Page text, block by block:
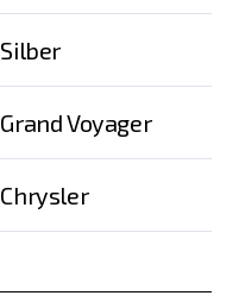
Silber
Grand Voyager
Chrysler